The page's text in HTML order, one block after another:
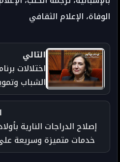
الوفاة، الإعلام الثقافي
التالي
اختلالات
الشباب
إصلاح الدراجات النارية
خدمات متميزة وسريعة